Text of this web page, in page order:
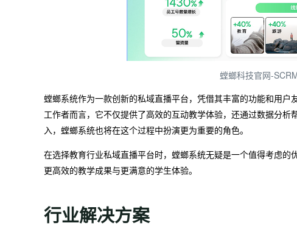
螳螂科技官网-
螳螂系统作为一款创新的私域直播平台，凭借其丰富的功能和用
工作者而言，它不仅提供了高效的互动教学体验，还通过数据分
入，螳螂系统也将在这个过程中扮演更为重要的角色。
在选择教育行业私域直播平台时，螳螂系统无疑是一个值得考虑
更高效的教学成果与更满意的学生体验。
行业解决方案